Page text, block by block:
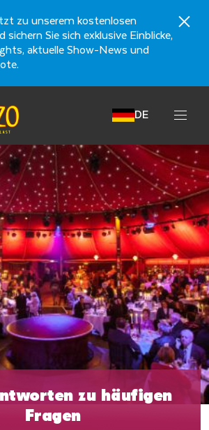
zu unserem kostenlosen
Sie sich exklusive Einblicke,
aktuelle Show-News und
DE
zu häufigen
Fragen